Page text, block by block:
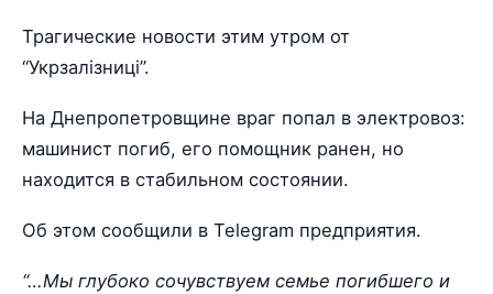
Трагические новости этим утром от
“Укрзалізниці”.
На Днепропетровщине враг попал в электровоз:
машинист погиб, его помощник ранен, но
находится в стабильном состоянии.
Об этом сообщили в Telegram предприятия.
“…Мы глубоко сочувствуем семье погибшего и